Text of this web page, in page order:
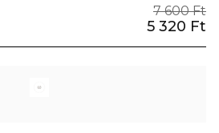
7 600 Ft
5 320 Ft